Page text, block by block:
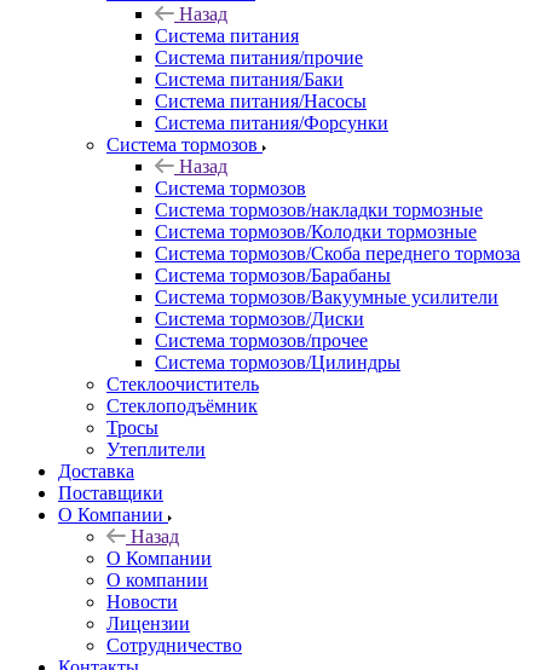
Назад
Система питания
Система питания/прочие
Система питания/Баки
Система питания/Насосы
Система питания/Форсунки
Система тормозов
Назад
Система тормозов
Система тормозов/накладки тормозные
Система тормозов/Колодки тормозные
Система тормозов/Скоба переднего тормоза
Система тормозов/Барабаны
Система тормозов/Вакуумные усилители
Система тормозов/Диски
Система тормозов/прочее
Система тормозов/Цилиндры
Стеклоочиститель
Стеклоподъёмник
Тросы
Утеплители
Доставка
Поставщики
О Компании
Назад
О Компании
О компании
Новости
Лицензии
Сотрудничество